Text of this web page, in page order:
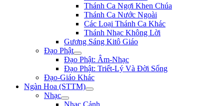
Thánh Ca Ngợi Khen Chúa
Thánh Ca Nước Ngoài
Các Loại Thánh Ca Khác
Thánh Nhạc Không Lời
Gương Sáng Kitô Giáo
Đạo Phật
Đạo Phật: Âm-Nhạc
Đạo Phật: Triết-Lý Và Đời Sống
Đạo-Giáo Khác
Ngàn Hoa (STTM)
Nhạc
Nhạc Cảnh